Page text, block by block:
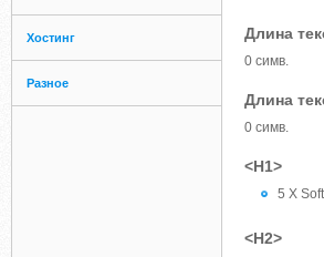
Хостинг
Разное
Длина
0 симв.
Длина
0 симв.
<H1>
5 X
<H2>